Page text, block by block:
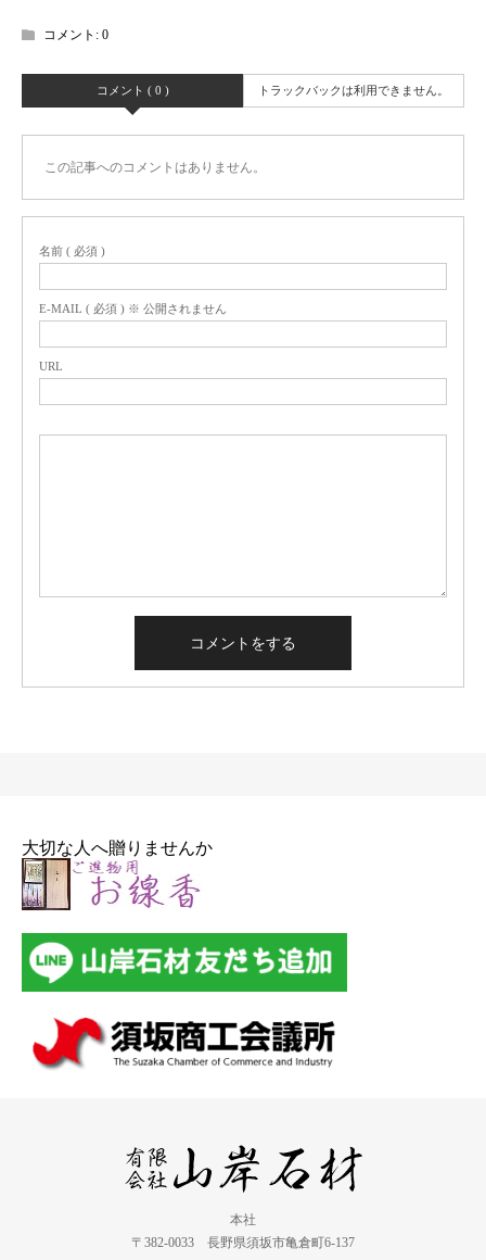
コメント: 0
コメント ( 0 ) トラックバックは利用できません。
この記事へのコメントはありません。
名前 ( 必須 )
E-MAIL ( 必須 ) ※ 公開されません
URL
大切な人へ贈りませんか
本社
〒382-0033 長野県須坂市亀倉町6-137